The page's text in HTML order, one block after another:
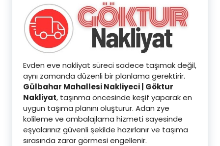
Evden eve nakliyat süreci sadece taşımak değil,
aynı zamanda düzenli bir planlama gerektirir.
Gülbahar Mahallesi Nakliyeci | Göktur
Nakliyat, taşınma öncesinde keşif yaparak en
uygun taşıma planını oluşturur. Adan zye
kolileme ve ambalajlama hizmeti sayesinde
eşyalarınız güvenli şekilde hazırlanır ve taşıma
sırasında zarar görmesi engellenir.